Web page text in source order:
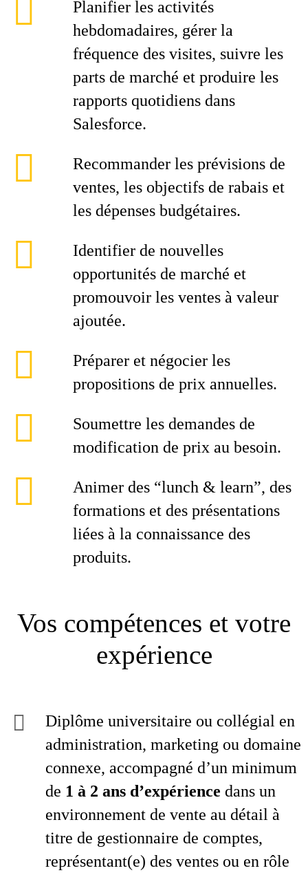
Planifier les activités
hebdomadaires, gérer la
fréquence des visites, suivre les
parts de marché et produire les
rapports quotidiens dans
Salesforce.
Recommander les prévisions de
ventes, les objectifs de rabais et
les dépenses budgétaires.
Identifier de nouvelles
opportunités de marché et
promouvoir les ventes à valeur
ajoutée.
Préparer et négocier les
propositions de prix annuelles.
Soumettre les demandes de
modification de prix au besoin.
Animer des “lunch & learn”, des
formations et des présentations
liées à la connaissance des
produits.
Vos compétences et votre
expérience
Diplôme universitaire ou collégial en
administration, marketing ou domaine
connexe, accompagné d’un minimum
de 1 à 2 ans d’expérience dans un
environnement de vente au détail à
titre de gestionnaire de comptes,
représentant(e) des ventes ou en rôle